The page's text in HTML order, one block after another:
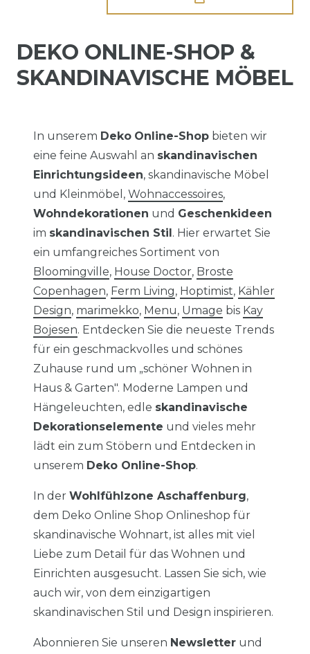
DEKO ONLINE-SHOP &
SKANDINAVISCHE MÖBEL
In unserem Deko Online-Shop bieten wir
eine feine Auswahl an skandinavischen
Einrichtungsideen, skandinavische Möbel
und Kleinmöbel, Wohnaccessoires,
Wohndekorationen und Geschenkideen
im skandinavischen Stil. Hier erwartet Sie
ein umfangreiches Sortiment von
Bloomingville, House Doctor, Broste
Copenhagen, Ferm Living, Hoptimist, Kähler
Design, marimekko, Menu, Umage bis Kay
Bojesen. Entdecken Sie die neueste Trends
für ein geschmackvolles und schönes
Zuhause rund um „schöner Wohnen in
Haus & Garten". Moderne Lampen und
Hängeleuchten, edle skandinavische
Dekorationselemente und vieles mehr
lädt ein zum Stöbern und Entdecken in
unserem Deko Online-Shop.
In der Wohlfühlzone Aschaffenburg,
dem Deko Online Shop Onlineshop für
skandinavische Wohnart, ist alles mit viel
Liebe zum Detail für das Wohnen und
Einrichten ausgesucht. Lassen Sie sich, wie
auch wir, von dem einzigartigen
skandinavischen Stil und Design inspirieren.
Abonnieren Sie unseren Newsletter und